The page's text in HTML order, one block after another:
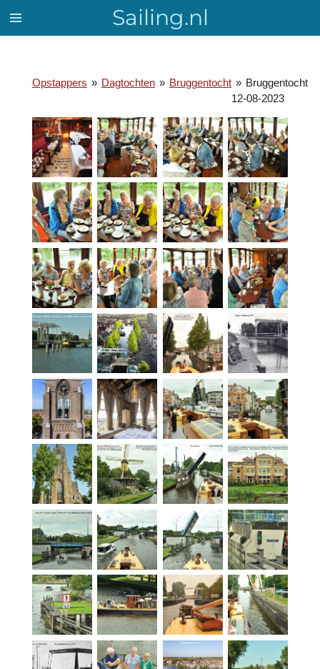
Ga
hoofdinhoud
Sailing.nl
Opstappers » Dagtochten » Bruggentocht » Bruggentocht
12-08-2023